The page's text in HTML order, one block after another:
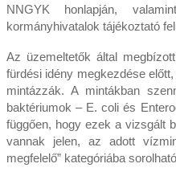
NNGYK honlapján,
kormányhivatalok tájékoztató
Az üzemeltetők által
fürdési idény megkezdése
mintázzák. A mintákban
baktériumok – E. coli és
függően, hogy ezek a vizsgált
vannak jelen, az adott
megfelelő” kategóriába